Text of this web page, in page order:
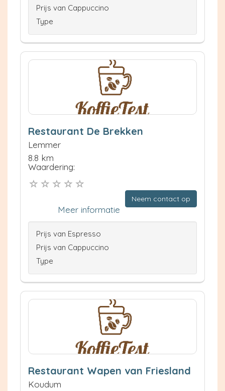
Prijs van Cappuccino
Type
Restaurant De Brekken
Lemmer
8.8 km
Waardering:
Neem contact op
Meer informatie
Prijs van Espresso
Prijs van Cappuccino
Type
Restaurant Wapen van Friesland
Koudum